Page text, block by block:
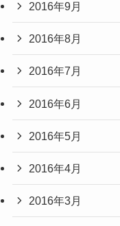
2016年9月
2016年8月
2016年7月
2016年6月
2016年5月
2016年4月
2016年3月